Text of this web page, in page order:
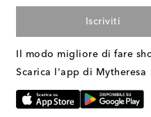
Iscriviti
Il modo migliore di fare
Scarica l'app di Mytheresa